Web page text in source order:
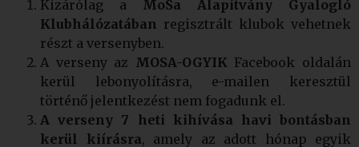
Kizárólag a MoSa Alapítvány Gyalogló
Klubhálózatában regisztrált klubok vehetnek
részt a versenyben.
A verseny az MOSA-OGYIK Facebook oldalán
kerül lebonyolításra, e-mailen keresztül
történő jelentkezést nem fogadunk el.
A verseny 7 heti kihívása havi bontásban
kerül kiírásra, amely az adott hónap egyik